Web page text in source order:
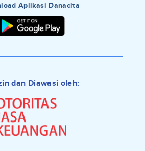
Aplikasi Danacita
dan Diawasi oleh: